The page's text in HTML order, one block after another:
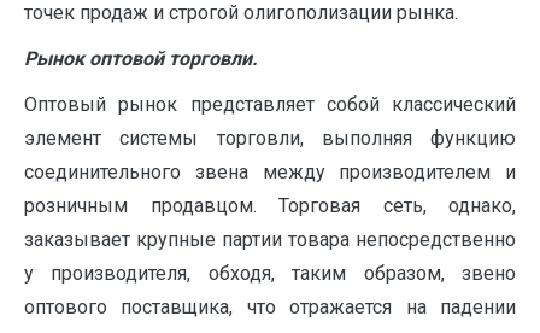
точек продаж и строгой олигополизации рынка.
Рынок оптовой торговли.
Оптовый рынок представляет собой классический
элемент системы торговли, выполняя функцию
соединительного звена между производителем и
розничным продавцом. Торговая сеть, однако,
заказывает крупные партии товара непосредственно
у производителя, обходя, таким образом, звено
оптового поставщика, что отражается на падении